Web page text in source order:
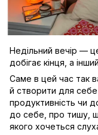
Недільний вечір —
добігає кінця, а
Саме в цей час так
й створити для
продуктивність чи
до себе, про тишу,
якого хочеться